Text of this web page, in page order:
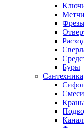
Буры
Сантехника